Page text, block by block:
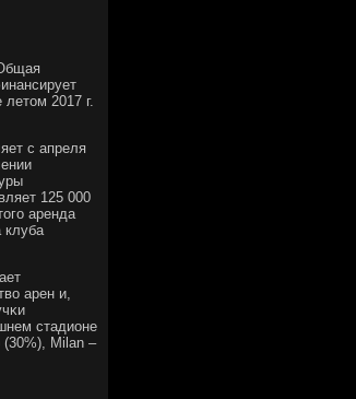
2017 г.
с апреля
125 000
аренда
клуба
арен и,
стадионе
Milan –